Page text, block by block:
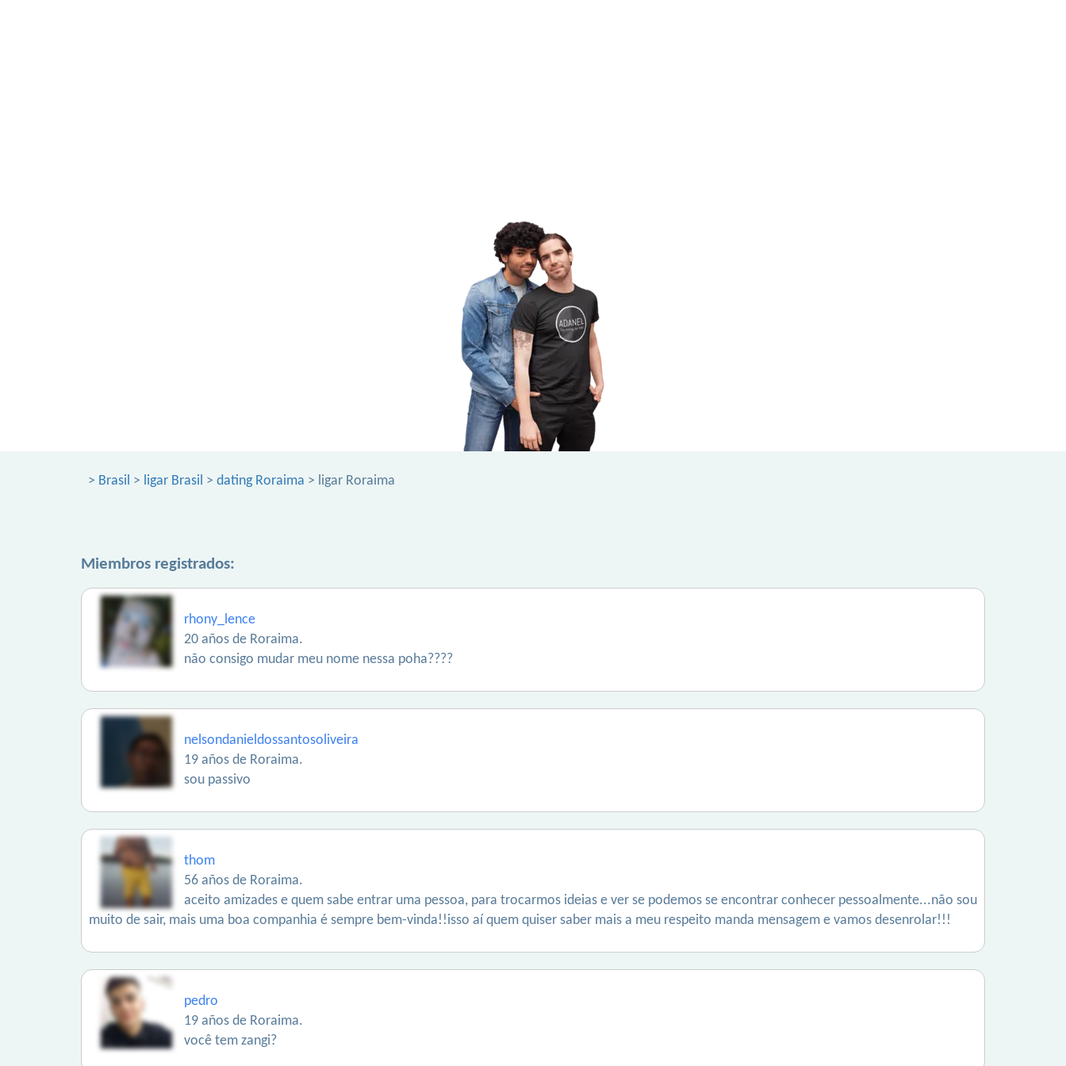
> Brasil > ligar Brasil > dating Roraima > ligar Roraima
Miembros registrados:
rhony_lence
20 años de Roraima.
não consigo mudar meu nome nessa poha????
nelsondanieldossantosoliveira
19 años de Roraima.
sou passivo
thom
56 años de Roraima.
aceito amizades e quem sabe entrar uma pessoa, para trocarmos ideias e ver se podemos se encontrar conhecer pessoalmente...não sou
muito de sair, mais uma boa companhia é sempre bem-vinda!!isso aí quem quiser saber mais a meu respeito manda mensagem e vamos desenrolar!!!
pedro
19 años de Roraima.
você tem zangi?